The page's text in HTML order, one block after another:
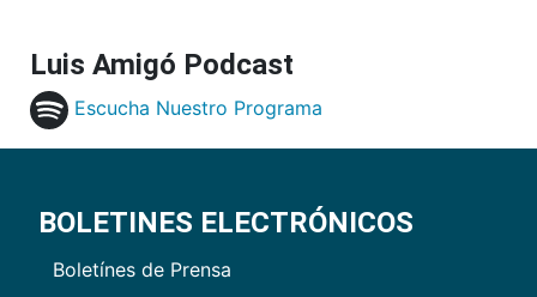
Luis Amigó Podcast
Escucha Nuestro Programa
BOLETINES ELECTRÓNICOS
Boletínes de Prensa